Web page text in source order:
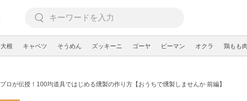
大根 キャベツ そうめん ズッキーニ ゴーヤ ピーマン オクラ 鶏もも肉
プロが伝授！100均道具ではじめる燻製の作り方【おうちで燻製しませんか 前編】